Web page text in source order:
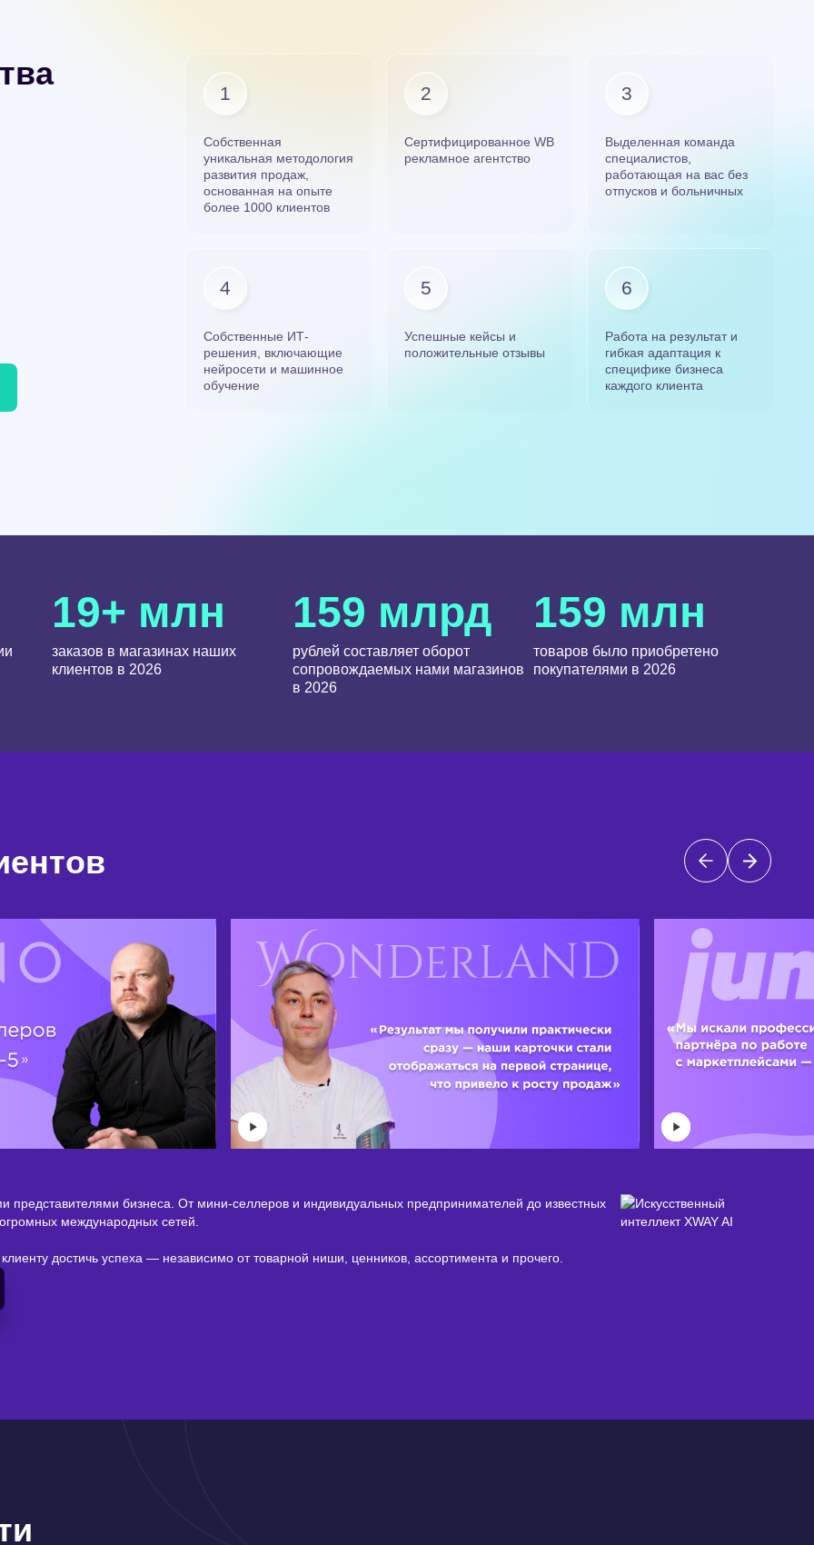
Cобственная
уникальная методология
развития продаж,
основанная на опыте
более 1000 клиентов
Сертифицированное WB
рекламное агентство
Выделенная команда
специалистов,
работающая на вас без
отпусков и больничных
Собственные ИТ-
решения, включающие
нейросети и машинное
обучение
Успешные кейсы и
положительные отзывы
Работа на результат и
гибкая адаптация к
специфике бизнеса
каждого клиента
19+ млн
заказов в магазинах наших
клиентов в 2026
159 млрд
рублей составляет оборот
сопровождаемых нами магазинов
в 2026
159 млн
товаров было приобретено
покупателями в 2026
бизнеса. От мини-селлеров и индивидуальных предпринимателей до известных
международных сетей.
достичь успеха — независимо от товарной ниши, ценников, ассортимента и прочего.